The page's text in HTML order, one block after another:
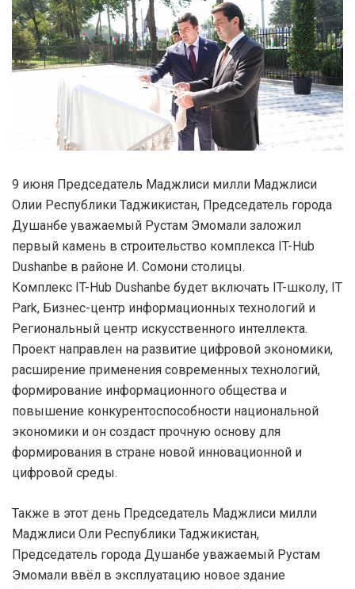
9 июня Председатель Маджлиси милли Маджлиси
Олии Республики Таджикистан, Председатель города
Душанбе уважаемый Рустам Эмомали заложил
первый камень в строительство комплекса IT-Hub
Dushanbe в районе И. Сомони столицы.
Комплекс IT-Hub Dushanbe будет включать IT-школу, IT
Park, Бизнес-центр информационных технологий и
Региональный центр искусственного интеллекта.
Проект направлен на развитие цифровой экономики,
расширение применения современных технологий,
формирование информационного общества и
повышение конкурентоспособности национальной
экономики и он создаст прочную основу для
формирования в стране новой инновационной и
цифровой среды.
Также в этот день Председатель Маджлиси милли
Маджлиси Оли Республики Таджикистан,
Председатель города Душанбе уважаемый Рустам
Эмомали ввёл в эксплуатацию новое здание